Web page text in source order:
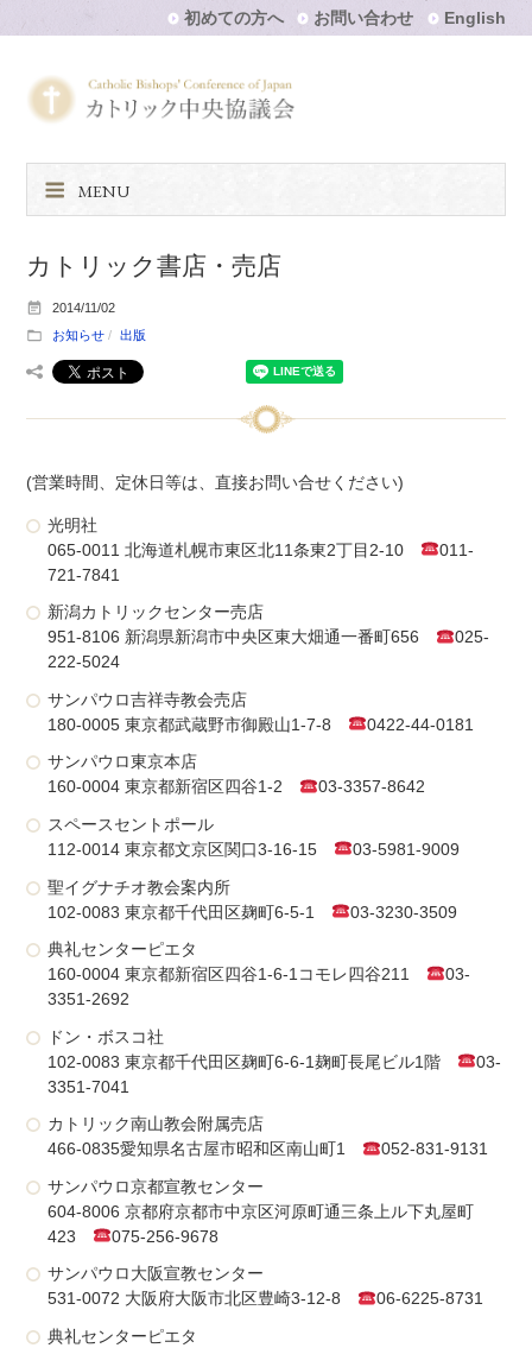
初めての方へ お問い合わせ English
MENU
カトリック書店・売店
2014/11/02
お知らせ
出版
(営業時間、定休日等は、直接お問い合せください)
光明社
065-0011 北海道札幌市東区北11条東2丁目2-10
011-
721-7841
新潟カトリックセンター売店
951-8106 新潟県新潟市中央区東大畑通一番町656
025-
222-5024
サンパウロ吉祥寺教会売店
180-0005 東京都武蔵野市御殿山1-7-8
0422-44-0181
サンパウロ東京本店
160-0004 東京都新宿区四谷1-2
03-3357-8642
スペースセントポール
112-0014 東京都文京区関口3-16-15
03-5981-9009
聖イグナチオ教会案内所
102-0083 東京都千代田区麹町6-5-1
03-3230-3509
典礼センターピエタ
160-0004 東京都新宿区四谷1-6-1コモレ四谷211
03-
3351-2692
ドン・ボスコ社
102-0083 東京都千代田区麹町6-6-1麹町長尾ビル1階
03-
3351-7041
カトリック南山教会附属売店
466-0835愛知県名古屋市昭和区南山町1
052-831-9131
サンパウロ京都宣教センター
604-8006 京都府京都市中京区河原町通三条上ル下丸屋町
423
075-256-9678
サンパウロ大阪宣教センター
531-0072 大阪府大阪市北区豊崎3-12-8
06-6225-8731
典礼センターピエタ